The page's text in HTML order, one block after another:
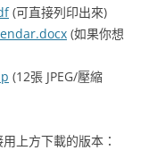
(可直接列印出來)
(如果你想
(12張 JPEG/壓縮
上方下載的版本：